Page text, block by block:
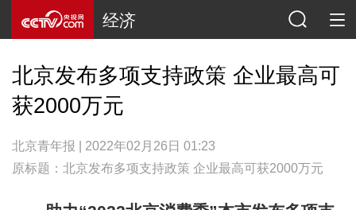
经济
北京发布多项支持政策 企业最高可
获2000万元
北京青年报 | 2022年02月26日 01:23
原标题：北京发布多项支持政策 企业最高可获2000万元